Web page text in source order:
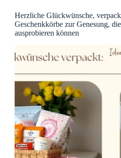
Herzliche Glückwünsche,
Geschenkkörbe zur Genesung,
ausprobieren können